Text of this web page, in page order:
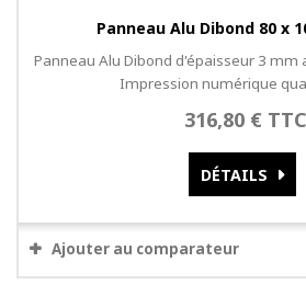
Panneau Alu Dibond 80 x
Panneau Alu Dibond d'épaisseur 3 mm
Impression numérique
316,80 € TTC
DÉTAILS
Ajouter au comparateur